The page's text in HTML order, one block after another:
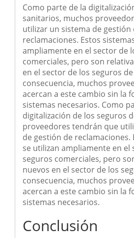
Como parte de la
sanitarios, muchos
utilizar un sistema de gestión
reclamaciones. Estos
ampliamente en el sector de
comerciales, pero son
en el sector de los seguros
consecuencia, muchos
acercan a este cambio sin la
sistemas necesarios. Como
digitalización de los seguros
proveedores tendrán que
de gestión de reclamaciones.
se utilizan ampliamente en el
seguros comerciales, pero
nuevos en el sector de los
consecuencia, muchos
acercan a este cambio sin la
sistemas necesarios.
Conclusión